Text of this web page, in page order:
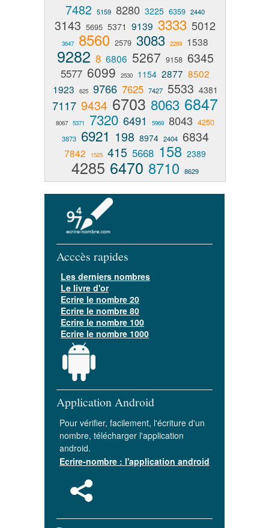
7482 5159 8280 3225 6359 2440
3143 5695 5371 9139 3333 5012
3647 8560 2579 3083 2289 1538
9282 8 6806 5267 9158 6345
5577 6099 2530 1154 2877 8502
1923
625 9766 7625 7427 5533 4381
7117 9434 6703 8063 6847
8067 5371 7320 6491 5969 8043 4250
3873 6921 198 8974 2404 6834
7842 1525 415 5668 158 2389
4285 6470 8710 8629
Acccès rapides
Les derniers nombres
Le livre d'or
Ecrire le nombre 20
Ecrire le nombre 80
Ecrire le nombre 100
Ecrire le nombre 1000
Application Android
Pour vérifier, facilement, l'écriture d'un
nombre, télécharger l'application
android.
Ecrire-nombre : l'application android